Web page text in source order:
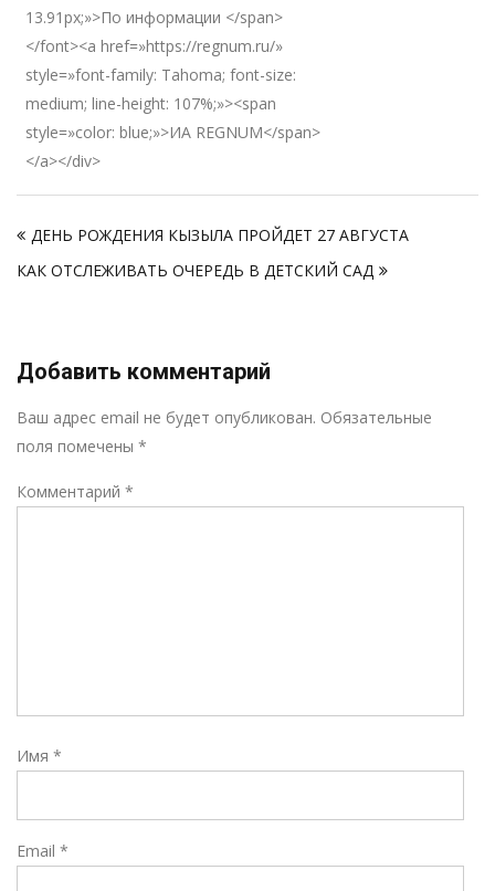
13.91px;»>По информации </span>
</font><a href=»https://regnum.ru/»
style=»font-family: Tahoma; font-size:
medium; line-height: 107%;»><span
style=»color: blue;»>ИА REGNUM</span>
</a></div>
по
записям
ДЕНЬ РОЖДЕНИЯ КЫЗЫЛА ПРОЙДЕТ 27 АВГУСТА
КАК ОТСЛЕЖИВАТЬ ОЧЕРЕДЬ В ДЕТСКИЙ САД
Добавить комментарий
Ваш адрес email не будет опубликован. Обязательные
поля помечены *
Комментарий *
Имя *
Email *